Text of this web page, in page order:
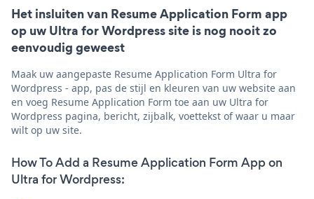
Het insluiten van Resume Application Form app
op uw Ultra for Wordpress site is nog nooit zo
eenvoudig geweest
Maak uw aangepaste Resume Application Form Ultra for
Wordpress - app, pas de stijl en kleuren van uw website aan
en voeg Resume Application Form toe aan uw Ultra for
Wordpress pagina, bericht, zijbalk, voettekst of waar u maar
wilt op uw site.
How To Add a Resume Application Form App on
Ultra for Wordpress: